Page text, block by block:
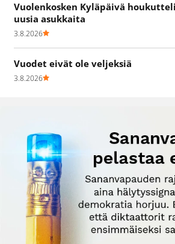
Vuolenkosken Kyläpäivä
uusia asukkaita
3.8.2026
Vuodet eivät ole veljeksiä
3.8.2026